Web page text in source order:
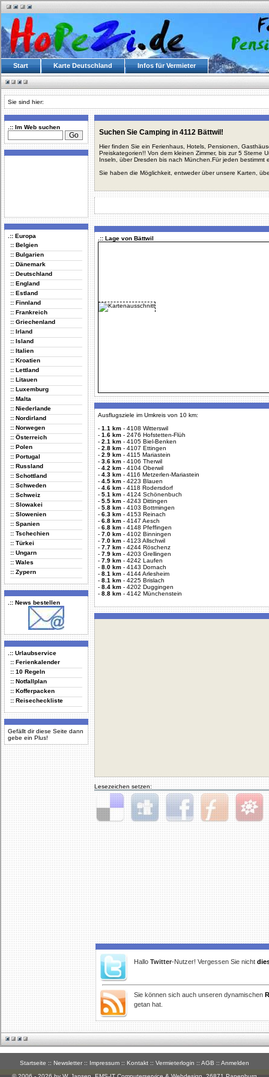
Start Karte Deutschland Infos für Vermieter
Sie sind hier:
.:: Im Web suchen
.:: Europa
:: Belgien
:: Bulgarien
:: Dänemark
:: Deutschland
:: England
:: Estland
:: Finnland
:: Frankreich
:: Griechenland
:: Irland
:: Island
:: Italien
:: Kroatien
:: Lettland
:: Litauen
:: Luxemburg
:: Malta
:: Niederlande
:: Nordirland
:: Norwegen
:: Österreich
:: Polen
:: Portugal
:: Russland
:: Schottland
:: Schweden
:: Schweiz
:: Slowakei
:: Slowenien
:: Spanien
:: Tschechien
:: Türkei
:: Ungarn
:: Wales
:: Zypern
.:: News bestellen
.:: Urlaubservice
:: Ferienkalender
:: 10 Regeln
:: Notfallplan
:: Kofferpacken
:: Reisecheckliste
Gefällt dir diese Seite dann
gebe ein Plus!
Suchen Sie Camping in 4112 Bättwil!
Hier finden Sie ein Ferienhaus, Hotels, Pensionen,
Preiskategorien!! Von dem kleinen Zimmer, bis zur 5 Sterne
Inseln, über Dresden bis nach München.Für jeden bestimmt
Sie haben die Möglichkeit, entweder über unsere Karten,
.:: Lage von Bättwil
Ausflugsziele im Umkreis von 10 km:
- 1.1 km - 4108 Witterswil
- 1.6 km - 2476 Hofstetten-Flüh
- 2.1 km - 4105 Biel-Benken
- 2.8 km - 4107 Ettingen
- 2.9 km - 4115 Mariastein
- 3.6 km - 4106 Therwil
- 4.2 km - 4104 Oberwil
- 4.3 km - 4116 Metzerlen-Mariastein
- 4.5 km - 4223 Blauen
- 4.6 km - 4118 Rodersdorf
- 5.1 km - 4124 Schönenbuch
- 5.5 km - 4243 Dittingen
- 5.8 km - 4103 Bottmingen
- 6.3 km - 4153 Reinach
- 6.8 km - 4147 Aesch
- 6.8 km - 4148 Pfeffingen
- 7.0 km - 4102 Binningen
- 7.0 km - 4123 Allschwil
- 7.7 km - 4244 Röschenz
- 7.9 km - 4203 Grellingen
- 7.9 km - 4242 Laufen
- 8.0 km - 4143 Dornach
- 8.1 km - 4144 Arlesheim
- 8.1 km - 4225 Brislach
- 8.4 km - 4202 Duggingen
- 8.8 km - 4142 Münchenstein
Lesezeichen setzen:
Delicious Digg Facebook Furl StudiVZ
Hallo Twitter-Nutzer! Vergessen Sie nicht
Sie können sich auch unseren dynamischen
getan hat.
Startseite :: Newsletter :: Impressum :: Kontakt :: Vermieterlogin :: AGB :: Anmelden